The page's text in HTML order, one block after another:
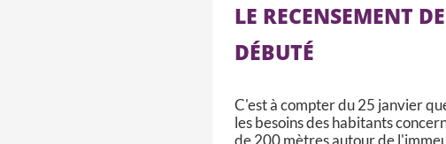
LE RECENSEMENT
DÉBUTÉ
C'est à compter du 25 janvier
les besoins des habitants
de 200 mètres autour de